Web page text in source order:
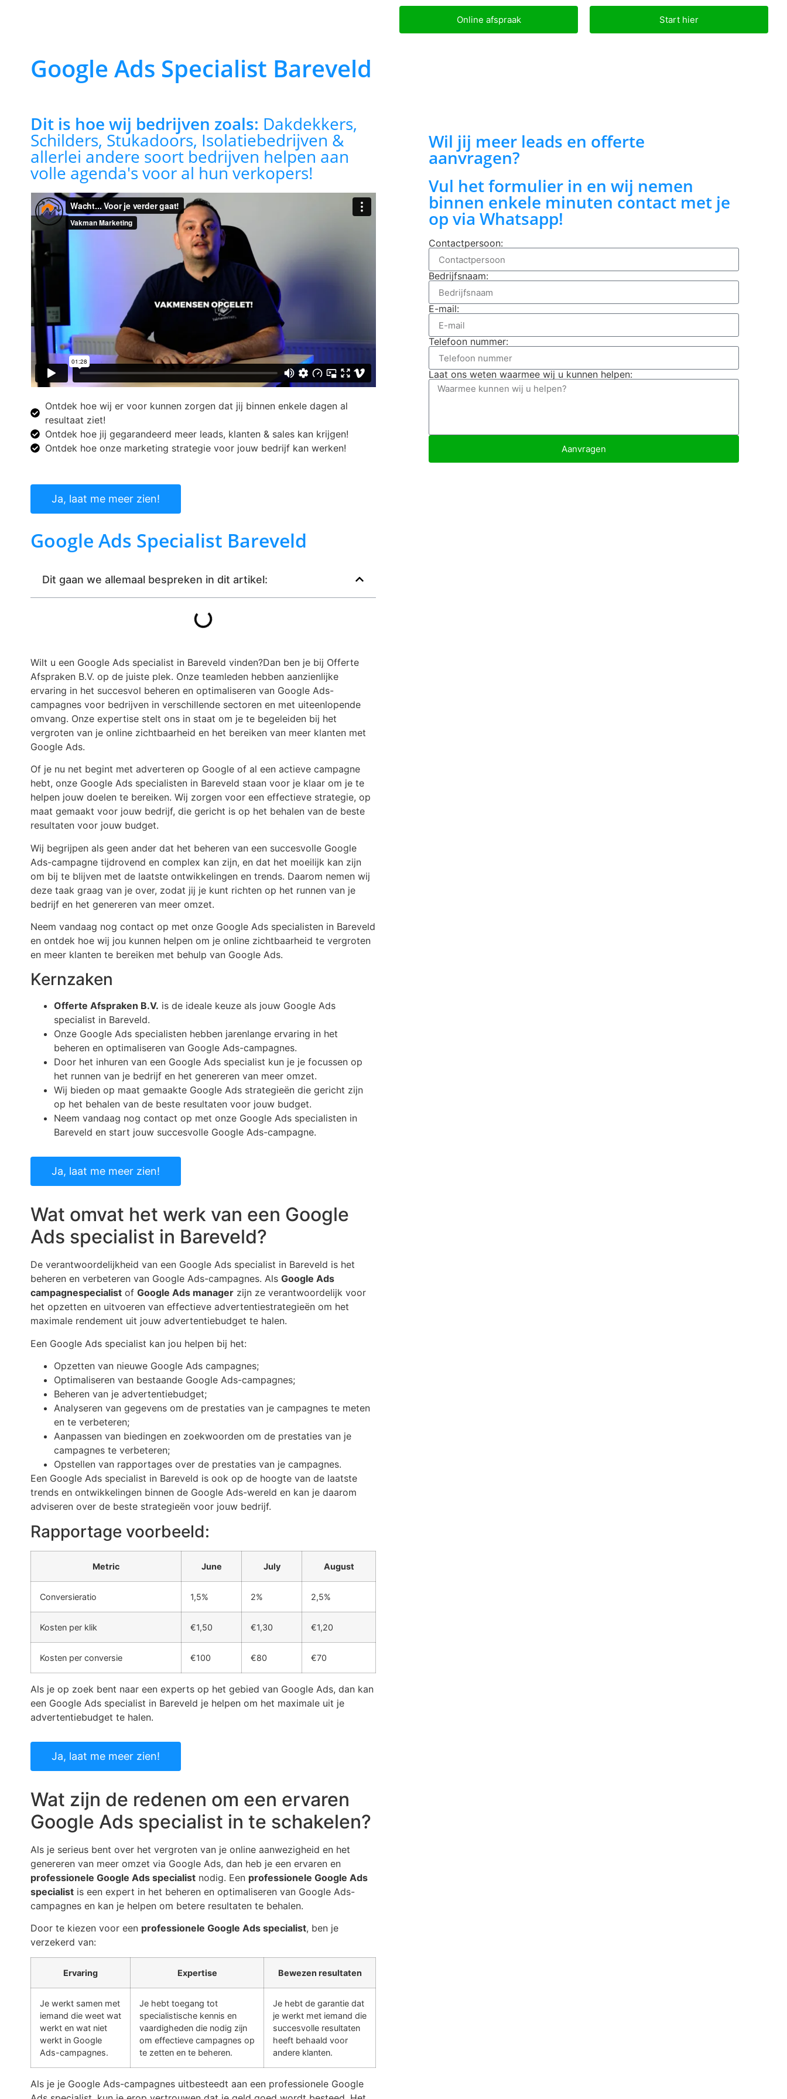
Online afspraak Start hier
Google Ads Specialist Bareveld
Dit is hoe wij bedrijven zoals: Dakdekkers,
Schilders, Stukadoors, Isolatiebedrijven &
allerlei andere soort bedrijven helpen aan
volle agenda's voor al hun verkopers!
Ontdek hoe wij er voor kunnen zorgen dat jij binnen enkele dagen al
resultaat ziet!
Ontdek hoe jij gegarandeerd meer leads, klanten & sales kan krijgen!
Ontdek hoe onze marketing strategie voor jouw bedrijf kan werken!
Ja, laat me meer zien!
Google Ads Specialist Bareveld
Dit gaan we allemaal bespreken in dit artikel:
Wilt u een Google Ads specialist in Bareveld vinden?Dan ben je bij Offerte
Afspraken B.V. op de juiste plek. Onze teamleden hebben aanzienlijke
ervaring in het succesvol beheren en optimaliseren van Google Ads-
campagnes voor bedrijven in verschillende sectoren en met uiteenlopende
omvang. Onze expertise stelt ons in staat om je te begeleiden bij het
vergroten van je online zichtbaarheid en het bereiken van meer klanten met
Google Ads.
Of je nu net begint met adverteren op Google of al een actieve campagne
hebt, onze Google Ads specialisten in Bareveld staan voor je klaar om je te
helpen jouw doelen te bereiken. Wij zorgen voor een effectieve strategie, op
maat gemaakt voor jouw bedrijf, die gericht is op het behalen van de beste
resultaten voor jouw budget.
Wij begrijpen als geen ander dat het beheren van een succesvolle Google
Ads-campagne tijdrovend en complex kan zijn, en dat het moeilijk kan zijn
om bij te blijven met de laatste ontwikkelingen en trends. Daarom nemen wij
deze taak graag van je over, zodat jij je kunt richten op het runnen van je
bedrijf en het genereren van meer omzet.
Neem vandaag nog contact op met onze Google Ads specialisten in Bareveld
en ontdek hoe wij jou kunnen helpen om je online zichtbaarheid te vergroten
en meer klanten te bereiken met behulp van Google Ads.
Kernzaken
Offerte Afspraken B.V. is de ideale keuze als jouw Google Ads
specialist in Bareveld.
Onze Google Ads specialisten hebben jarenlange ervaring in het
beheren en optimaliseren van Google Ads-campagnes.
Door het inhuren van een Google Ads specialist kun je je focussen op
het runnen van je bedrijf en het genereren van meer omzet.
Wij bieden op maat gemaakte Google Ads strategieën die gericht zijn
op het behalen van de beste resultaten voor jouw budget.
Neem vandaag nog contact op met onze Google Ads specialisten in
Bareveld en start jouw succesvolle Google Ads-campagne.
Ja, laat me meer zien!
Wat omvat het werk van een Google
Ads specialist in Bareveld?
De verantwoordelijkheid van een Google Ads specialist in Bareveld is het
beheren en verbeteren van Google Ads-campagnes. Als Google Ads
campagnespecialist of Google Ads manager zijn ze verantwoordelijk voor
het opzetten en uitvoeren van effectieve advertentiestrategieën om het
maximale rendement uit jouw advertentiebudget te halen.
Een Google Ads specialist kan jou helpen bij het:
Opzetten van nieuwe Google Ads campagnes;
Optimaliseren van bestaande Google Ads-campagnes;
Beheren van je advertentiebudget;
Analyseren van gegevens om de prestaties van je campagnes te meten
en te verbeteren;
Aanpassen van biedingen en zoekwoorden om de prestaties van je
campagnes te verbeteren;
Opstellen van rapportages over de prestaties van je campagnes.
Een Google Ads specialist in Bareveld is ook op de hoogte van de laatste
trends en ontwikkelingen binnen de Google Ads-wereld en kan je daarom
adviseren over de beste strategieën voor jouw bedrijf.
Rapportage voorbeeld:
Metric June July August
Conversieratio 1,5% 2% 2,5%
Kosten per klik €1,50 €1,30 €1,20
Kosten per conversie €100 €80 €70
Als je op zoek bent naar een experts op het gebied van Google Ads, dan kan
een Google Ads specialist in Bareveld je helpen om het maximale uit je
advertentiebudget te halen.
Ja, laat me meer zien!
Wat zijn de redenen om een ervaren
Google Ads specialist in te schakelen?
Als je serieus bent over het vergroten van je online aanwezigheid en het
genereren van meer omzet via Google Ads, dan heb je een ervaren en
professionele Google Ads specialist nodig. Een professionele Google Ads
specialist is een expert in het beheren en optimaliseren van Google Ads-
campagnes en kan je helpen om betere resultaten te behalen.
Door te kiezen voor een professionele Google Ads specialist, ben je
verzekerd van:
Ervaring Expertise Bewezen resultaten
Je werkt samen met
iemand die weet wat
werkt en wat niet
werkt in Google
Ads-campagnes.
Je hebt toegang tot
specialistische kennis en
vaardigheden die nodig zijn
om effectieve campagnes op
te zetten en te beheren.
Je hebt de garantie dat
je werkt met iemand die
succesvolle resultaten
heeft behaald voor
andere klanten.
Als je je Google Ads-campagnes uitbesteedt aan een professionele Google
Wil jij meer leads en offerte
aanvragen?
Vul het formulier in en wij nemen
binnen enkele minuten contact met je
op via Whatsapp!
Contactpersoon:
Bedrijfsnaam:
E-mail:
Telefoon nummer:
Laat ons weten waarmee wij u kunnen helpen:
Aanvragen